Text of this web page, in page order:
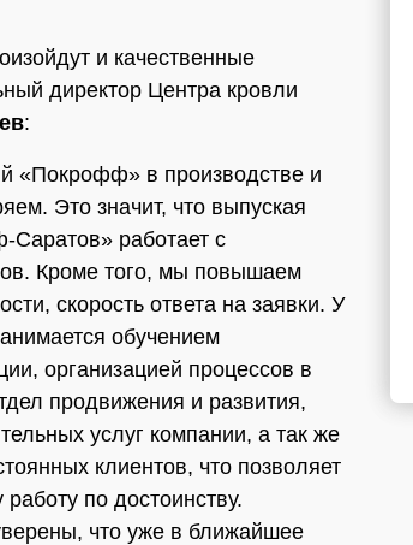
и качественные
директор Центра кровли
:
«Покрофф» в производстве и
Это значит, что выпуская
Саратов» работает с
Кроме того, мы повышаем
скорость ответа на заявки. У
обучением
организацией процессов в
продвижения и развития,
услуг компании, а так же
клиентов, что позволяет
по достоинству.
что уже в ближайшее